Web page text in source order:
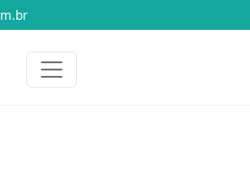
para o início